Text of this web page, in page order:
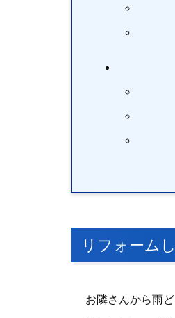
リフォーム
お隣さんから雨